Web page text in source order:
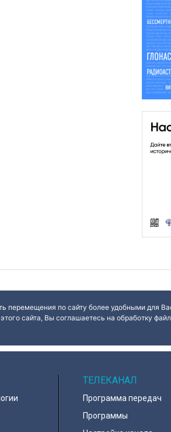
перемещения по сайту более удобными для
сайта, Вы соглашаетесь на обработку
ТЕЛЕКАНАЛ
Программа передач
Программы